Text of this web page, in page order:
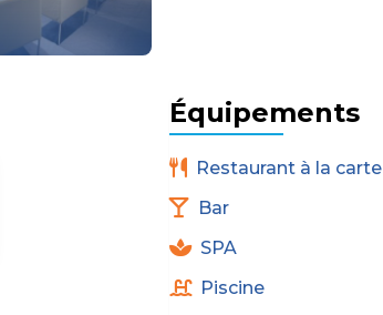
Équipements
Restaurant à la carte
Bar
SPA
Piscine